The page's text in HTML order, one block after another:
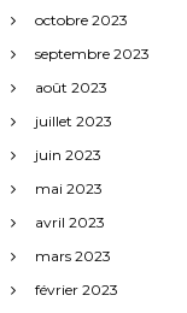
octobre 2023
septembre 2023
août 2023
juillet 2023
juin 2023
mai 2023
avril 2023
mars 2023
février 2023